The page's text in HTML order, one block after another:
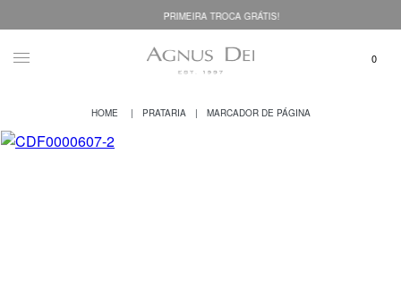
PRIMEIRA TROCA GRÁTIS!
PRATARIA MARCADOR DE PÁGINA